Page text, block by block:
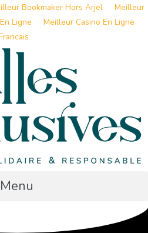
Bookmaker Hors Arjel
Meilleur
Ligne
Meilleur Casino En Ligne
Menu